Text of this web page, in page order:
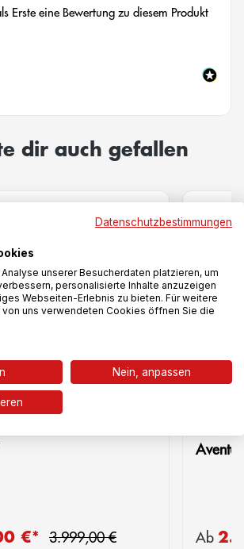
Erste eine Bewertung zu diesem Produkt
dir auch gefallen
€* Regulärer Preis:
3.999,00 € Ab
Datenschutzbestimmungen
unserer Besucherdaten platzieren, um
personalisierte Inhalte anzuzeigen
Webseiten-Erlebnis zu bieten. Für weitere
uns verwendeten Cookies öffnen Sie die
Nein, anpassen